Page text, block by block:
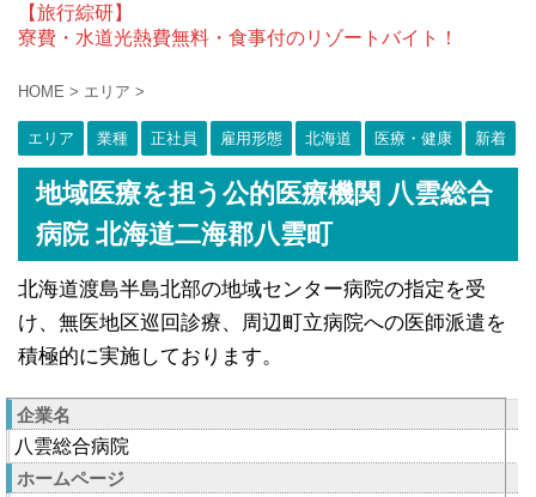
【旅行綜研】
寮費・水道光熱費無料・食事付のリゾートバイト！
HOME > エリア >
エリア 業種 正社員 雇用形態 北海道 医療・健康 新着
地域医療を担う公的医療機関 八雲総合
病院 北海道二海郡八雲町
北海道渡島半島北部の地域センター病院の指定を受
け、無医地区巡回診療、周辺町立病院への医師派遣を
積極的に実施しております。
企業名
八雲総合病院
ホームページ